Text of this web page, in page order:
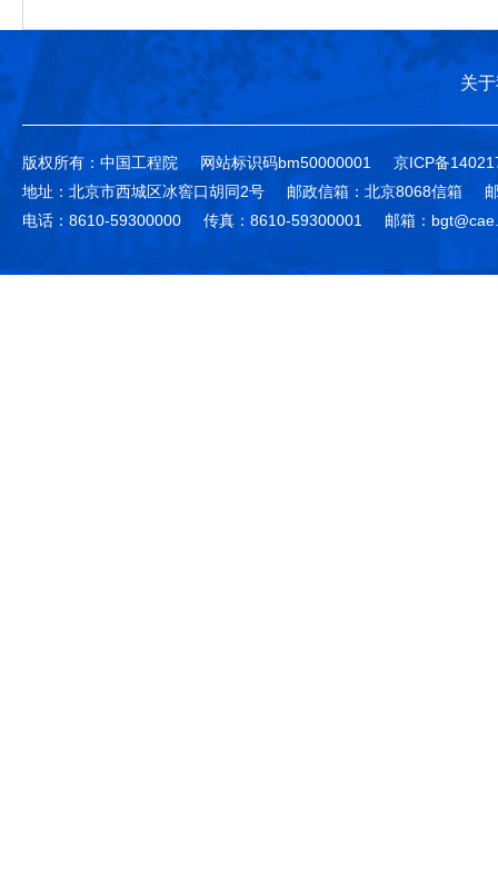
关
版权所有：中国工程院 网站标识码bm50000001
京ICP备
地址：北京市西城区冰窖口胡同2号
邮政信箱：北京8068信箱
电话：8610-59300000
传真：8610-59300001 邮箱：